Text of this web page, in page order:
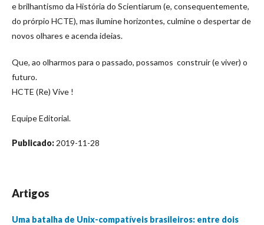
e brilhantismo da História do Scientiarum (e, consequentemente,
do prórpio HCTE), mas ilumine horizontes, culmine o despertar de
novos olhares e acenda ideias.
Que, ao olharmos para o passado, possamos construir (e viver) o
futuro.
HCTE (Re) Vive !
Equipe Editorial.
Publicado: 2019-11-28
Artigos
Uma batalha de Unix-compatíveis brasileiros: entre dois